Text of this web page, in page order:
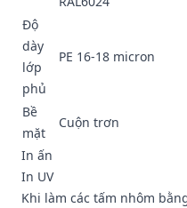
Độ
dày
lớp
phủ
PE 16-18 micron
Bề
mặt
Cuộn trơn
In ấn
In UV
Khi làm các tấm nhôm